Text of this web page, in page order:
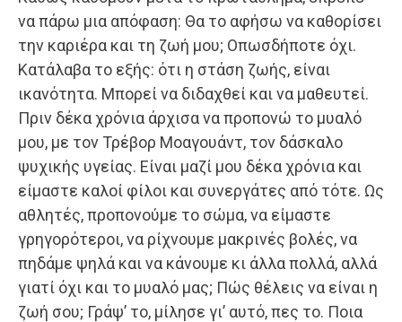
να πάρω μια απόφαση: Θα το αφήσω να καθορίσει
την καριέρα και τη ζωή μου; Οπωσδήποτε όχι.
Κατάλαβα το εξής: ότι η στάση ζωής, είναι
ικανότητα. Μπορεί να διδαχθεί και να μαθευτεί.
Πριν δέκα χρόνια άρχισα να προπονώ το μυαλό
μου, με τον Τρέβορ Μοαγουάντ, τον δάσκαλο
ψυχικής υγείας. Είναι μαζί μου δέκα χρόνια και
είμαστε καλοί φίλοι και συνεργάτες από τότε. Ως
αθλητές, προπονούμε το σώμα, να είμαστε
γρηγορότεροι, να ρίχνουμε μακρινές βολές, να
πηδάμε ψηλά και να κάνουμε κι άλλα πολλά, αλλά
γιατί όχι και το μυαλό μας; Πώς θέλεις να είναι η
ζωή σου; Γράψ’ το, μίλησε γι’ αυτό, πες το. Ποια